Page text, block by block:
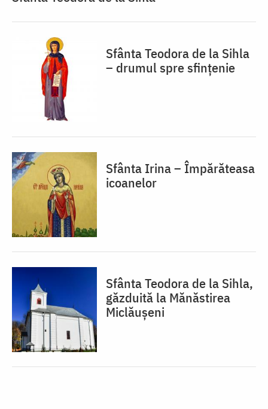
Sfânta Teodora de la Sihla
– drumul spre sfințenie
Sfânta Irina – Împărăteasa
icoanelor
Sfânta Teodora de la Sihla,
găzduită la Mănăstirea
Miclăușeni